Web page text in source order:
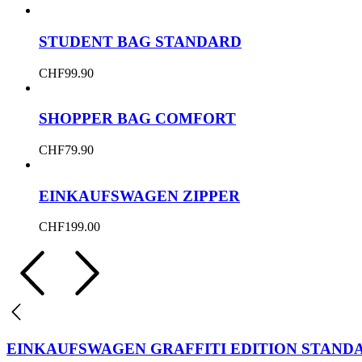
STUDENT BAG STANDARD
CHF99.90
SHOPPER BAG COMFORT
CHF79.90
EINKAUFSWAGEN ZIPPER
CHF199.00
EINKAUFSWAGEN GRAFFITI EDITION